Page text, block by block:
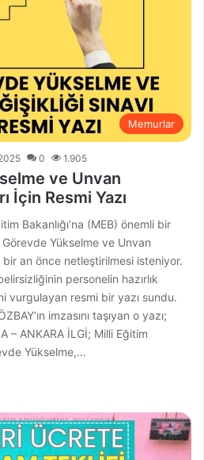
Memurlar
0 1.905
ve Unvan
İçin Resmi Yazı
Bakanlığı’na (MEB) önemli bir
Yükselme ve Unvan
an önce netleştirilmesi isteniyor.
personelin hazırlık
vurgulayan resmi bir yazı sundu.
imzasını taşıyan o yazı;
– ANKARA İLGİ; Milli Eğitim
Yükselme,…